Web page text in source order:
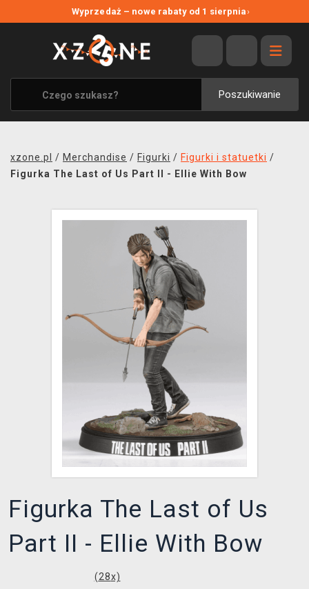
Wyprzedaż – nowe rabaty od 1 sierpnia›
Poszukiwanie
WYPRZEDAŻ
WSZYSTKIE MARKI
XZONE ORIGINALS
UBRANIA I AKCESORIA
SOUNDTRACKI
xzone.pl / Merchandise / Figurki / Figurki i statuetki /
Figurka The Last of Us Part II - Ellie With Bow
Figurka The Last of Us
Part II - Ellie With Bow
(28x)